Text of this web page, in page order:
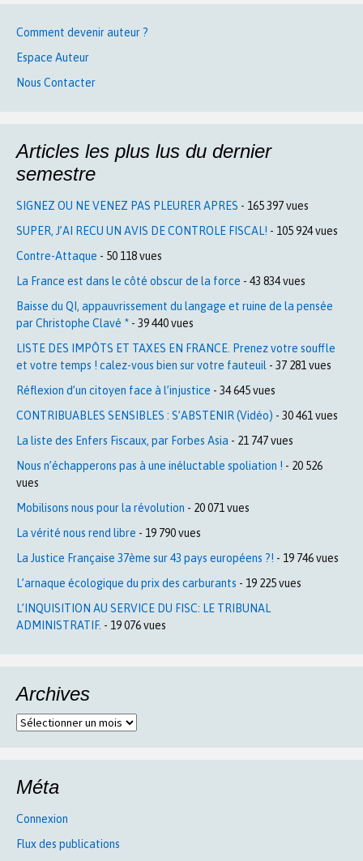
Comment devenir auteur ?
Espace Auteur
Nous Contacter
Articles les plus lus du dernier
semestre
SIGNEZ OU NE VENEZ PAS PLEURER APRES - 165 397 vues
SUPER, J’AI RECU UN AVIS DE CONTROLE FISCAL! - 105 924 vues
Contre-Attaque - 50 118 vues
La France est dans le côté obscur de la force - 43 834 vues
Baisse du QI, appauvrissement du langage et ruine de la pensée
par Christophe Clavé * - 39 440 vues
LISTE DES IMPÔTS ET TAXES EN FRANCE. Prenez votre souffle
et votre temps ! calez-vous bien sur votre fauteuil - 37 281 vues
Réflexion d’un citoyen face à l’injustice - 34 645 vues
CONTRIBUABLES SENSIBLES : S’ABSTENIR (Vidéo) - 30 461 vues
La liste des Enfers Fiscaux, par Forbes Asia - 21 747 vues
Nous n’échapperons pas à une inéluctable spoliation ! - 20 526
vues
Mobilisons nous pour la révolution - 20 071 vues
La vérité nous rend libre - 19 790 vues
La Justice Française 37ème sur 43 pays européens ?! - 19 746 vues
L’arnaque écologique du prix des carburants - 19 225 vues
L’INQUISITION AU SERVICE DU FISC: LE TRIBUNAL
ADMINISTRATIF. - 19 076 vues
Archives
Archives
Méta
Connexion
Flux des publications